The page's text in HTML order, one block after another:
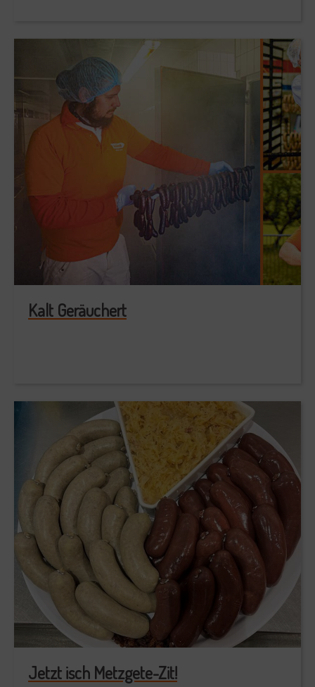
Kalt Geräuchert
Jetzt isch Metzgete-Zit!